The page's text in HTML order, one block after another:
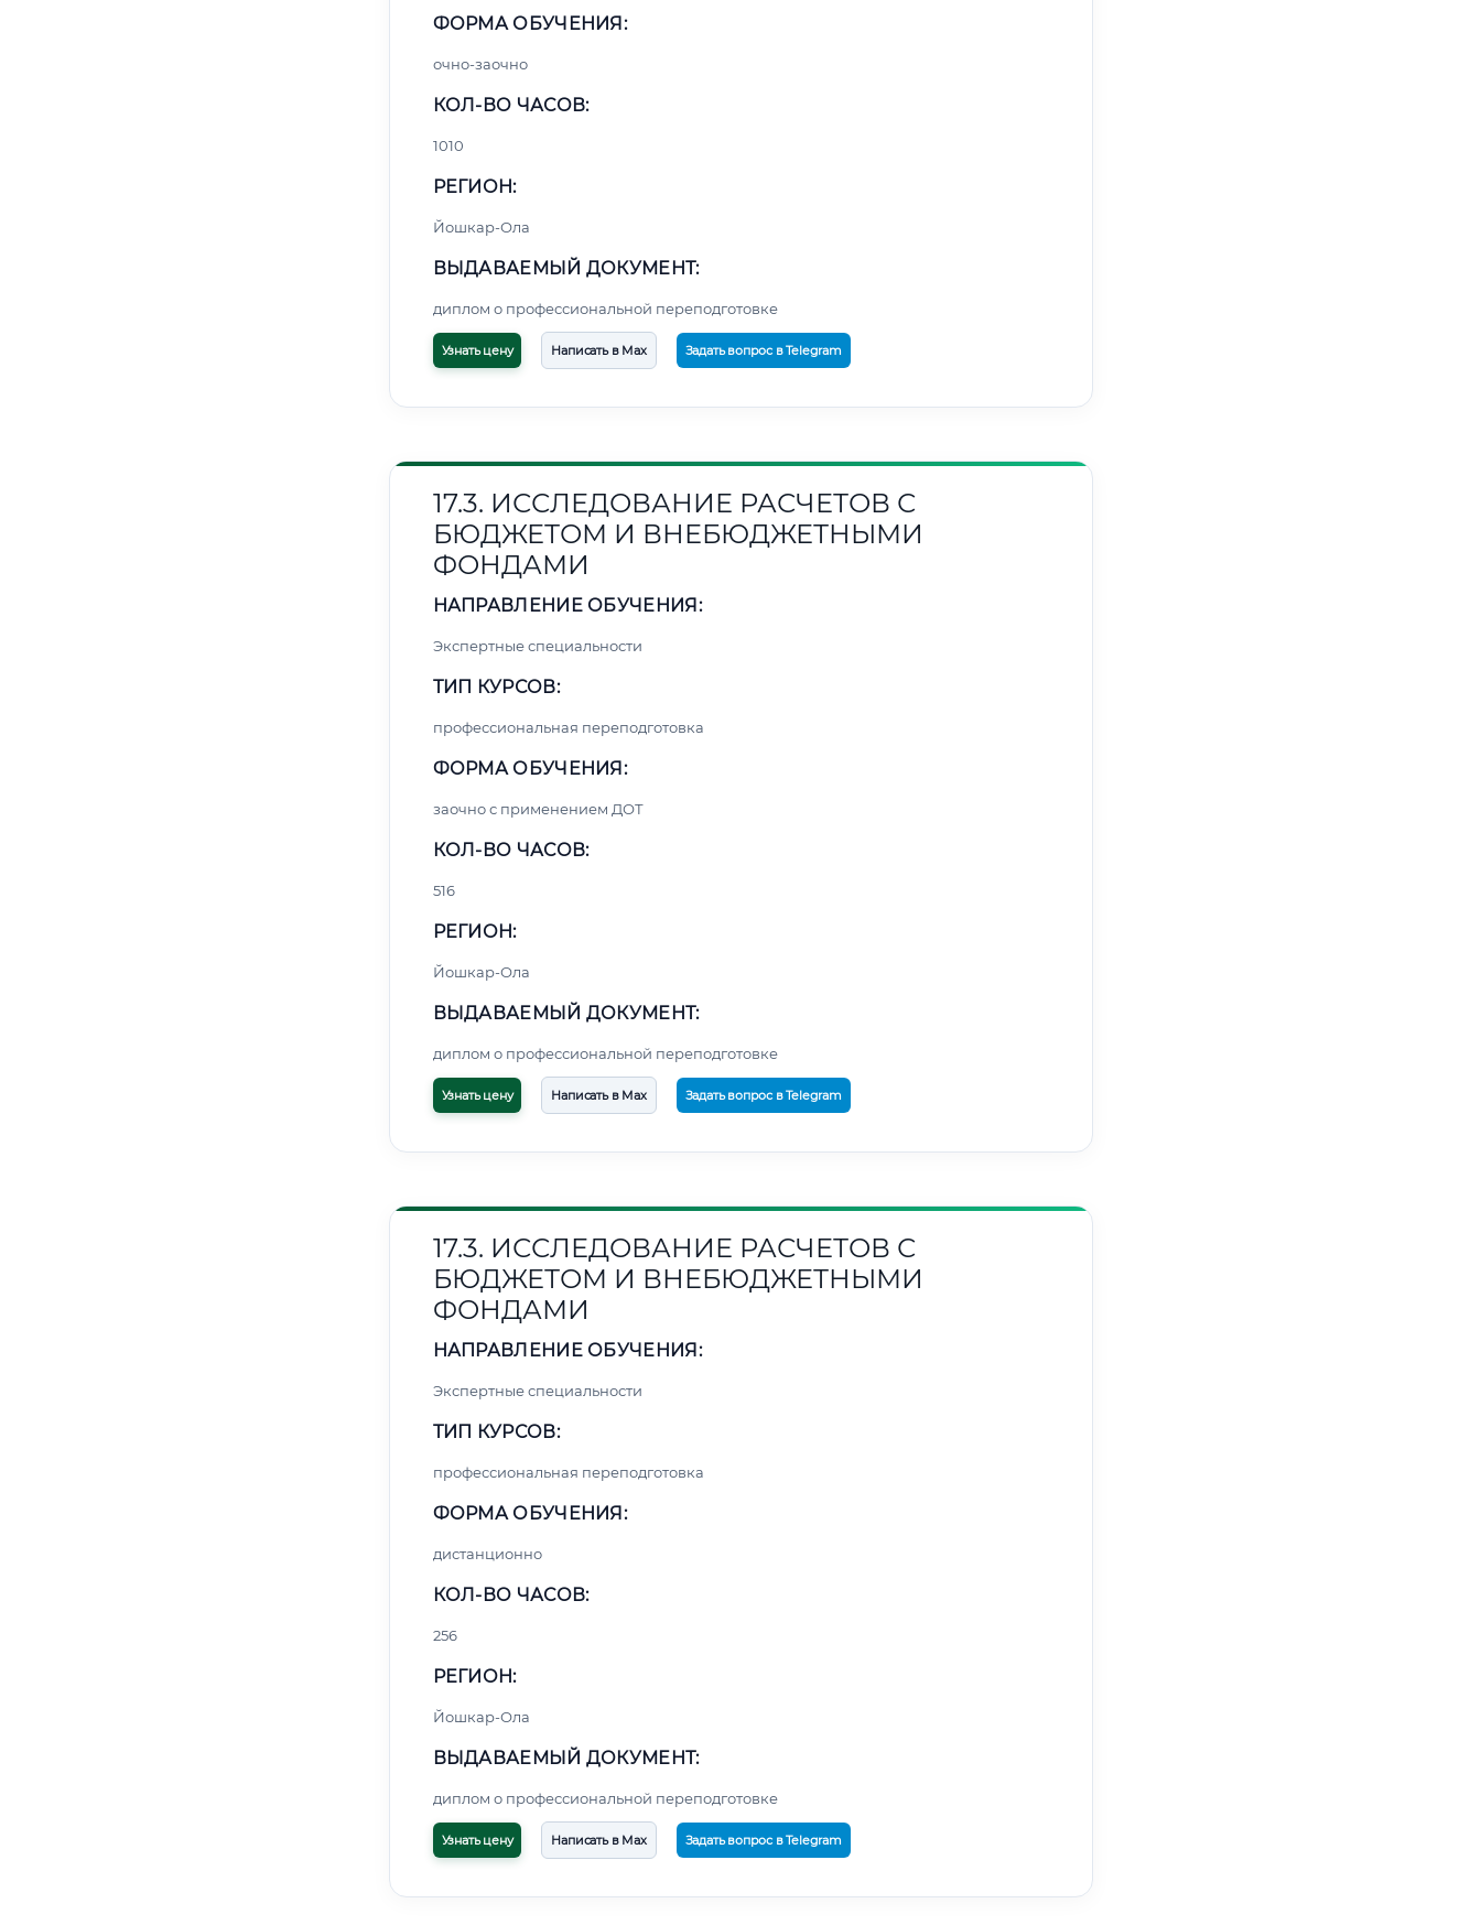
ФОРМА ОБУЧЕНИЯ:
очно-заочно
КОЛ-ВО ЧАСОВ:
1010
РЕГИОН:
Йошкар-Ола
ВЫДАВАЕМЫЙ ДОКУМЕНТ:
диплом о профессиональной переподготовке
Узнать цену Написать в Max Задать вопрос в Telegram
17.3. ИССЛЕДОВАНИЕ РАСЧЕТОВ С
БЮДЖЕТОМ И ВНЕБЮДЖЕТНЫМИ
ФОНДАМИ
НАПРАВЛЕНИЕ ОБУЧЕНИЯ:
Экспертные специальности
ТИП КУРСОВ:
профессиональная переподготовка
ФОРМА ОБУЧЕНИЯ:
заочно с применением ДОТ
КОЛ-ВО ЧАСОВ:
516
РЕГИОН:
Йошкар-Ола
ВЫДАВАЕМЫЙ ДОКУМЕНТ:
диплом о профессиональной переподготовке
Узнать цену Написать в Max Задать вопрос в Telegram
17.3. ИССЛЕДОВАНИЕ РАСЧЕТОВ С
БЮДЖЕТОМ И ВНЕБЮДЖЕТНЫМИ
ФОНДАМИ
НАПРАВЛЕНИЕ ОБУЧЕНИЯ:
Экспертные специальности
ТИП КУРСОВ:
профессиональная переподготовка
ФОРМА ОБУЧЕНИЯ:
дистанционно
КОЛ-ВО ЧАСОВ:
256
РЕГИОН:
Йошкар-Ола
ВЫДАВАЕМЫЙ ДОКУМЕНТ:
диплом о профессиональной переподготовке
Узнать цену Написать в Max Задать вопрос в Telegram